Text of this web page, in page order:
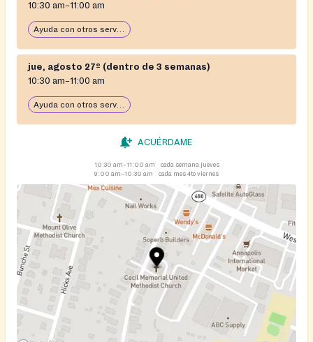
10:30 am–11:00 am
Ayuda con otros servicios sociales
jue, agosto 27º (dentro de 3 semanas)
10:30 am–11:00 am
Ayuda con otros servicios sociales
ACUÉRDAME
10:30 am–11:00 am
cada semana jueves
9:00 am–10:30 am
cada mes 4to viernes